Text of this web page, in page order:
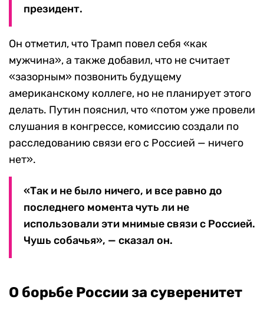
президент.
Он отметил, что Трамп повел себя «как
мужчина», а также добавил, что не считает
«зазорным» позвонить будущему
американскому коллеге, но не планирует этого
делать. Путин пояснил, что «потом уже провели
слушания в конгрессе, комиссию создали по
расследованию связи его с Россией — ничего
нет».
«Так и не было ничего, и все равно до
последнего момента чуть ли не
использовали эти мнимые связи с Россией.
Чушь собачья», — сказал он.
О борьбе России за суверенитет